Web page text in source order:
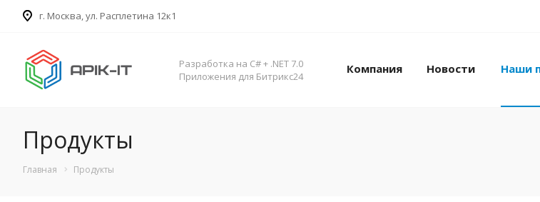
​г. Москва, ул. Расплетина 12к1
Разработка на C# + .NET 7.0
Приложения для Битрикс24
Компания Новости Наши
Продукты
Главная Продукты